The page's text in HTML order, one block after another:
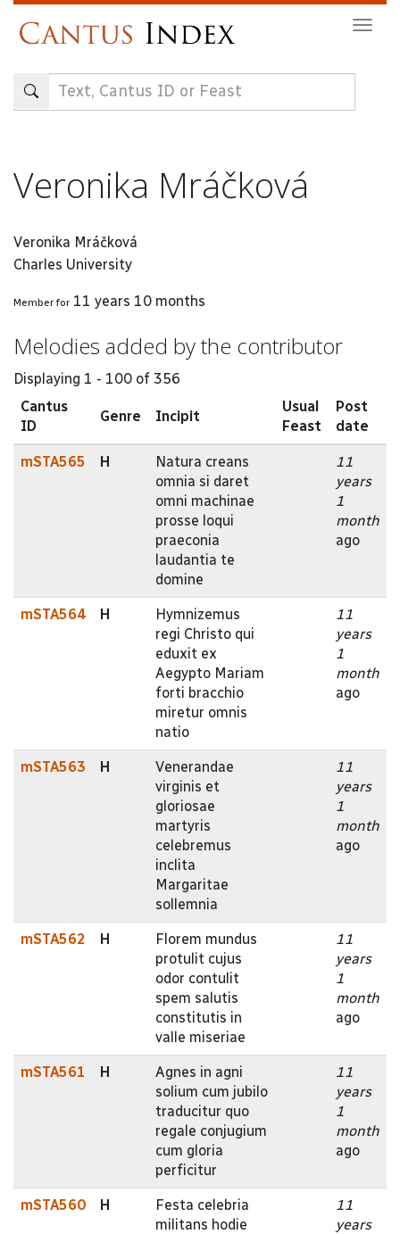
content
Veronika Mráčková
Veronika Mráčková
Charles University
Member for 11 years 10 months
Melodies added by the contributor
Displaying 1 - 100 of 356
Cantus
ID
Genre Incipit
Usual
Feast
Post
date
mSTA565 H
Natura creans
omnia si daret
omni machinae
prosse loqui
praeconia
laudantia te
domine
11
years
1
month
ago
mSTA564 H
Hymnizemus
regi Christo qui
eduxit ex
Aegypto Mariam
forti bracchio
miretur omnis
natio
11
years
1
month
ago
mSTA563 H
Venerandae
virginis et
gloriosae
martyris
celebremus
inclita
Margaritae
sollemnia
11
years
1
month
ago
mSTA562 H
Florem mundus
protulit cujus
odor contulit
spem salutis
constitutis in
valle miseriae
11
years
1
month
ago
mSTA561 H
Agnes in agni
solium cum jubilo
traducitur quo
regale conjugium
cum gloria
perficitur
11
years
1
month
ago
mSTA560 H
Festa celebria
militans hodie
11
years